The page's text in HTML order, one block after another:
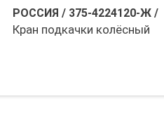
РОССИЯ / 375-4224120-Ж/
Кран подкачки колёсный